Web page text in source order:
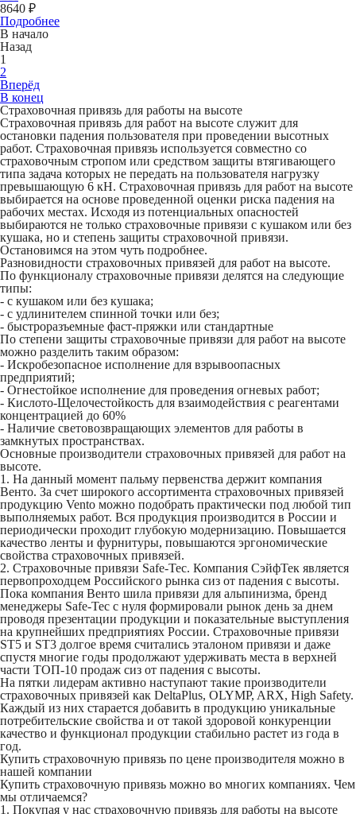
8640 ₽
Подробнее
В начало
Назад
1
2
Вперёд
В конец
Страховочная привязь для работы на высоте
Страховочная привязь для работ на высоте служит для
остановки падения пользователя при проведении высотных
работ. Страховочная привязь используется совместно со
страховочным стропом или средством защиты втягивающего
типа задача которых не передать на пользователя нагрузку
превышающую 6 кН. Страховочная привязь для работ на высоте
выбирается на основе проведенной оценки риска падения на
рабочих местах. Исходя из потенциальных опасностей
выбираются не только страховочные привязи с кушаком или без
кушака, но и степень защиты страховочной привязи.
Остановимся на этом чуть подробнее.
Разновидности страховочных привязей для работ на высоте.
По функционалу страховочные привязи делятся на следующие
типы:
- с кушаком или без кушака;
- с удлинителем спинной точки или без;
- быстроразъемные фаст-пряжки или стандартные
По степени защиты страховочные привязи для работ на высоте
можно разделить таким образом:
- Искробезопасное исполнение для взрывоопасных
предприятий;
- Огнестойкое исполнение для проведения огневых работ;
- Кислото-Щелочестойкость для взаимодействия с реагентами
концентрацией до 60%
- Наличие световозвращающих элементов для работы в
замкнутых пространствах.
Основные производители страховочных привязей для работ на
высоте.
1. На данный момент пальму первенства держит компания
Венто. За счет широкого ассортимента страховочных привязей
продукцию Vento можно подобрать практически под любой тип
выполняемых работ. Вся продукция производится в России и
периодически проходит глубокую модернизацию. Повышается
качество ленты и фурнитуры, повышаются эргономические
свойства страховочных привязей.
2. Страховочные привязи Safe-Tec. Компания СэйфТек является
первопроходцем Российского рынка сиз от падения с высоты.
Пока компания Венто шила привязи для альпинизма, бренд
менеджеры Safe-Tec с нуля формировали рынок день за днем
проводя презентации продукции и показательные выступления
на крупнейших предприятиях России. Страховочные привязи
ST5 и ST3 долгое время считались эталоном привязи и даже
спустя многие годы продолжают удерживать места в верхней
части ТОП-10 продаж сиз от падения с высоты.
На пятки лидерам активно наступают такие производители
страховочных привязей как DeltaPlus, OLYMP, ARX, High Safety.
Каждый из них старается добавить в продукцию уникальные
потребительские свойства и от такой здоровой конкуренции
качество и функционал продукции стабильно растет из года в
год.
Купить страховочную привязь по цене производителя можно в
нашей компании
Купить страховочную привязь можно во многих компаниях. Чем
мы отличаемся?
1. Покупая у нас страховочную привязь для работы на высоте